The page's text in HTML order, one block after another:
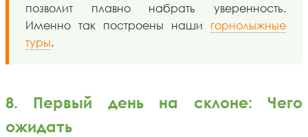
позволит плавно набрать уверенность.
Именно так построены наши горнолыжные
туры.
8. Первый день на склоне: Чего
ожидать